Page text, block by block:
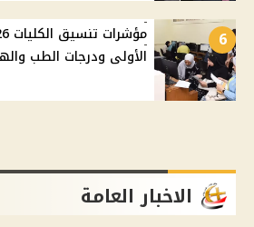
6
الأولى ودرجات الطب
الاخبار العامة